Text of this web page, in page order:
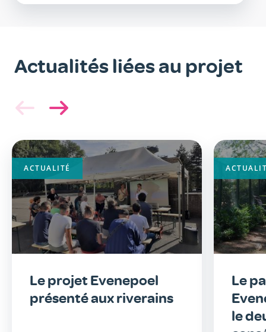
Actualités liées au projet
Le projet Evenepoel
présenté aux riverains
ACTUALITÉ
Le
le